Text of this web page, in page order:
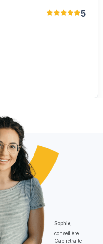
5
Sophie,
conseillère
Cap retraite